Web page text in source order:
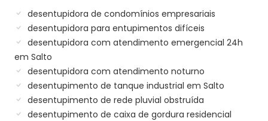
desentupidora de condomínios empresariais
desentupidora para entupimentos difíceis
desentupidora com atendimento emergencial 24h
em Salto
desentupidora com atendimento noturno
desentupimento de tanque industrial em Salto
desentupimento de rede pluvial obstruída
desentupimento de caixa de gordura residencial